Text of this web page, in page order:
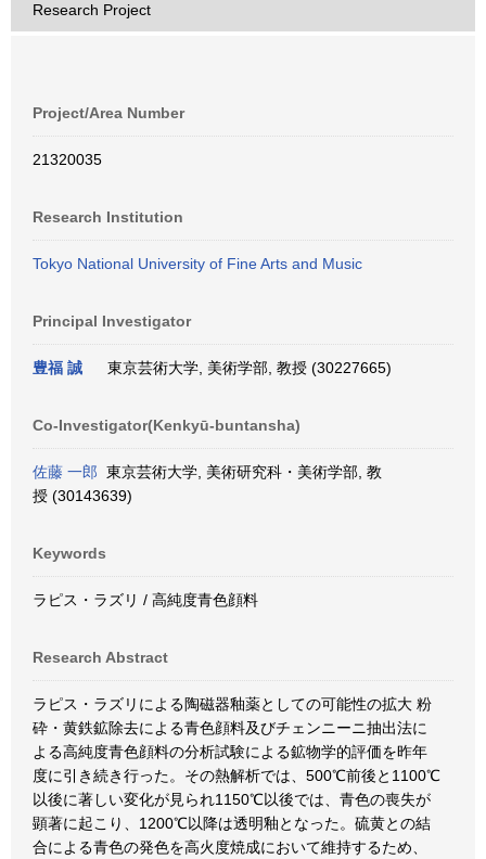
Research Project
Project/Area Number
21320035
Research Institution
Tokyo National University of Fine Arts and Music
Principal Investigator
豊福 誠 東京芸術大学, 美術学部, 教授 (30227665)
Co-Investigator(Kenkyū-buntansha)
佐藤 一郎 東京芸術大学, 美術研究科・美術学部, 教
授 (30143639)
Keywords
ラピス・ラズリ / 高純度青色顔料
Research Abstract
ラピス・ラズリによる陶磁器釉薬としての可能性の拡大 粉
砕・黄鉄鉱除去による青色顔料及びチェンニーニ抽出法に
よる高純度青色顔料の分析試験による鉱物学的評価を昨年
度に引き続き行った。その熱解析では、500℃前後と1100℃
以後に著しい変化が見られ1150℃以後では、青色の喪失が
顕著に起こり、1200℃以降は透明釉となった。硫黄との結
合による青色の発色を高火度焼成において維持するため、